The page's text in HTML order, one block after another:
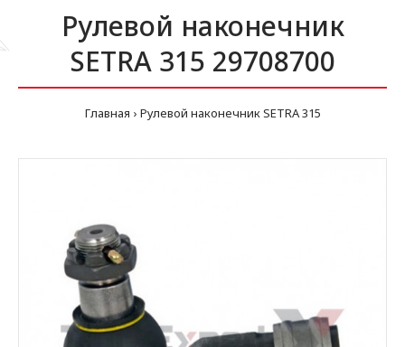
Рулевой наконечник
SETRA 315 29708700
Главная Рулевой наконечник SETRA 315